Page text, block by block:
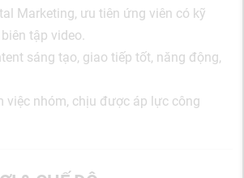
Marketing, ưu tiên ứng viên có kỹ
tập video.
sáng tạo, giao tiếp tốt, năng động,
việc nhóm, chịu được áp lực công